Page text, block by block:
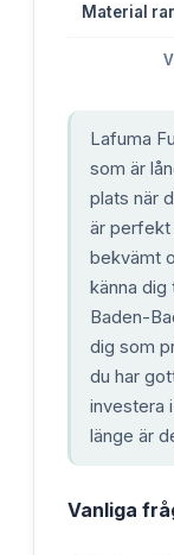
Material
Lafuma
som är
plats när
är perfekt
bekvämt
känna
Baden-
dig som
du har
investera
länge är
Vanliga